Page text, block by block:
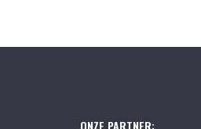
ONZE PARTNER: